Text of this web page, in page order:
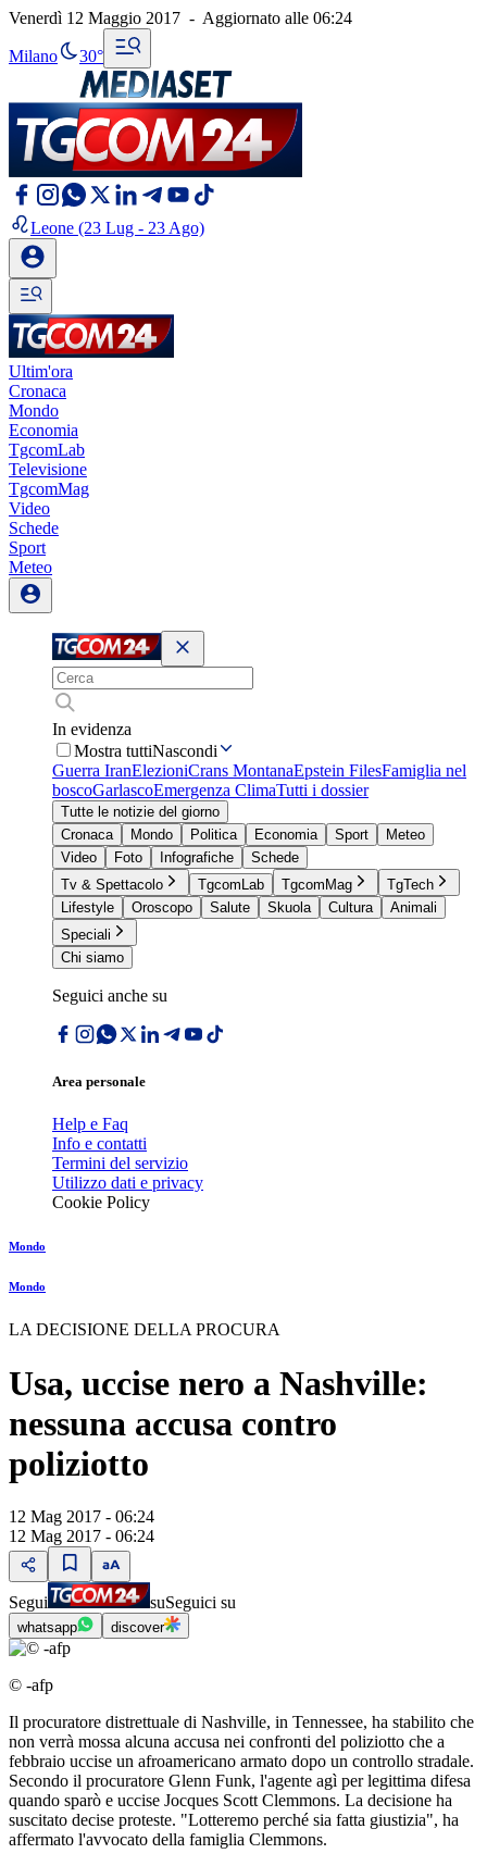
Venerdì 12 Maggio 2017 - Aggiornato alle 06:24
Milano 30°
Leone (23 Lug - 23 Ago)
Ultim'ora
Cronaca
Mondo
Economia
TgcomLab
Televisione
TgcomMag
Video
Schede
Sport
Meteo
In evidenza
Mostra tuttiNascondi
Guerra IranElezioniCrans MontanaEpstein FilesFamiglia nel
boscoGarlascoEmergenza ClimaTutti i dossier
Tutte le notizie del giorno
Cronaca
Mondo Politica Economia Sport
Meteo
Video
Foto Infografiche
Schede
Tv & Spettacolo
TgcomLab TgcomMag
TgTech
Lifestyle
Oroscopo Salute Skuola Cultura
Animali
Speciali
Chi siamo
Seguici anche su
Area personale
Help e Faq
Info e contatti
Termini del servizio
Utilizzo dati e privacy
Cookie Policy
Mondo
Mondo
LA DECISIONE DELLA PROCURA
Usa, uccise nero a Nashville:
nessuna accusa contro
poliziotto
12 Mag 2017 - 06:24
12 Mag 2017 - 06:24
Segui suSeguici su
whatsapp discover
© -afp
Il procuratore distrettuale di Nashville, in Tennessee, ha stabilito che
non verrà mossa alcuna accusa nei confronti del poliziotto che a
febbraio uccise un afroamericano armato dopo un controllo stradale.
Secondo il procuratore Glenn Funk, l'agente agì per legittima difesa
quando sparò e uccise Jocques Scott Clemmons. La decisione ha
suscitato decise proteste. "Lotteremo perché sia fatta giustizia", ha
affermato l'avvocato della famiglia Clemmons.